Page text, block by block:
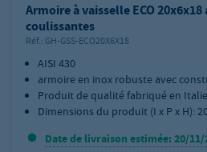
Armoire à vaisselle ECO
coulissantes
Réf.: GH-GSS-ECO20X6X18
AISI 430
armoire en inox robuste avec
Produit de qualité fabriqué en Italie
Dimensions du produit (I x P x H):
Date de livraison estimée: 20/11/